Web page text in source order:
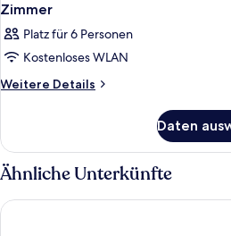
Zimmer
Platz für 6 Personen
Kostenloses WLAN
Weitere Details
Weitere
Daten
Ähnliche Unterkünfte
Britannia Hotel Birmingham New